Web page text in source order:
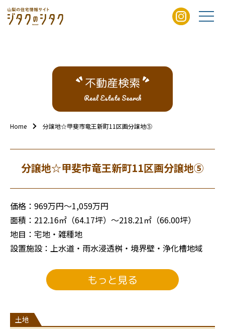
不動産検索
Real Estate Search
Home 分譲地☆甲斐市竜王新町11区画分譲地⑤
分譲地☆甲斐市竜王新町11区画分譲地⑤
価格：969万円～1,059万円
面積：212.16㎡（64.17坪）～218.21㎡（66.00坪）
地目：宅地・雑種地
設置施設：上水道・雨水浸透桝・境界壁・浄化槽地域
引渡し状況/引渡時期：造成工事完了後（令和8年7月初旬
用途地域：市街化調整区域/無指定
もっと見る
土地